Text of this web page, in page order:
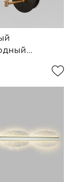
плафоном